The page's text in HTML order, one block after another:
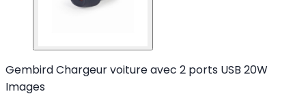
Gembird Chargeur voiture avec 2 ports USB 20W
Images